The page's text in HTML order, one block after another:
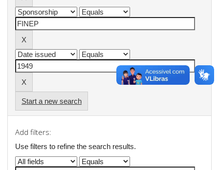
Start a new search
Add filters:
Use filters to refine the search results.